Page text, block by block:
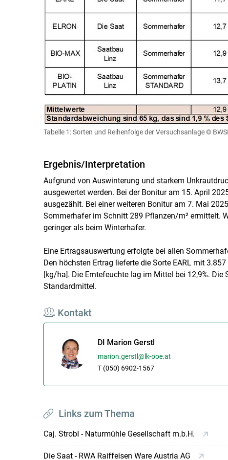
Tabelle 1: Sorten und Reihenfolge der Versuchsanlage ©
Ergebnis/Interpretation
Aufgrund von Auswinterung und starkem
ausgewertet werden. Bei der Bonitur am 15. April
ausgezählt. Bei einer weiteren Bonitur am 7. Mai
Sommerhafer im Schnitt 289 Pflanzen/m² ermittelt.
geringer als beim Winterhafer.
Eine Ertragsauswertung erfolgte bei allen
Den höchsten Ertrag lieferte die Sorte EARL mit
[kg/ha]. Die Erntefeuchte lag im Mittel bei 12,9%.
Standardmittel.
Kontakt
DI Marion Gerstl
marion.gerstl@lk-ooe.at
T (050) 6902-1567
Links zum Thema
Caj. Strobl - Naturmühle Gesellschaft m.b.H.
Die Saat - RWA Raiffeisen Ware Austria AG